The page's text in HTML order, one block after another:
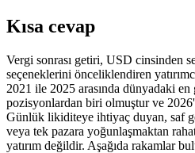
Kısa cevap
Vergi sonrası getiri, USD cinsinden
seçeneklerini önceliklendiren
2021 ile 2025 arasında dünyadaki en
pozisyonlardan biri olmuştur ve
Günlük likiditeye ihtiyaç duyan, saf
veya tek pazara yoğunlaşmaktan
yatırım değildir. Aşağıda rakamlar